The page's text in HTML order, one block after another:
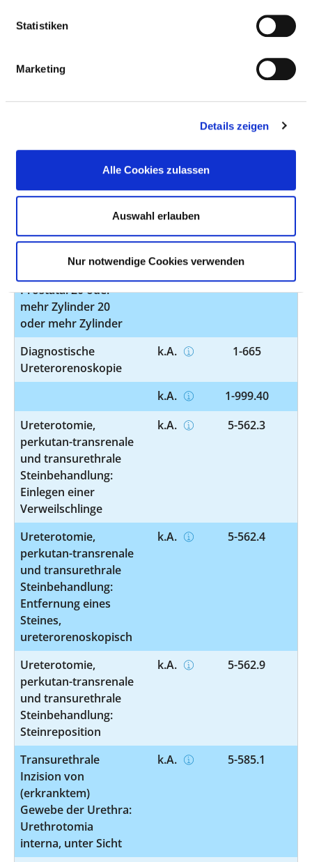
Statistiken
Marketing
Details zeigen
Alle Cookies zulassen
Auswahl erlauben
Nur notwendige Cookies verwenden
Steines,
(Lithotripsie)
Lasertechnik:
4 5-985.x
Harnorganen und
Prostata: Ureter
Transrektale Biopsie
an männlichen
Geschlechtsorganen:
Prostata: 20 oder
mehr Zylinder 20
oder mehr Zylinder
k.A.
Diagnostische
Ureterorenoskopie
k.A. 1-665
k.A.
1-999.40
Ureterotomie,
perkutan-transrenale
und transurethrale
Steinbehandlung:
Einlegen einer
Verweilschlinge
k.A. 5-562.3
Ureterotomie,
perkutan-transrenale
und transurethrale
Steinbehandlung:
Entfernung eines
Steines,
ureterorenoskopisch
k.A. 5-562.4
Ureterotomie,
perkutan-transrenale
und transurethrale
Steinbehandlung:
Steinreposition
k.A. 5-562.9
Transurethrale
Inzision von
(erkranktem)
Gewebe der Urethra:
Urethrotomia
interna, unter Sicht
k.A. 5-585.1